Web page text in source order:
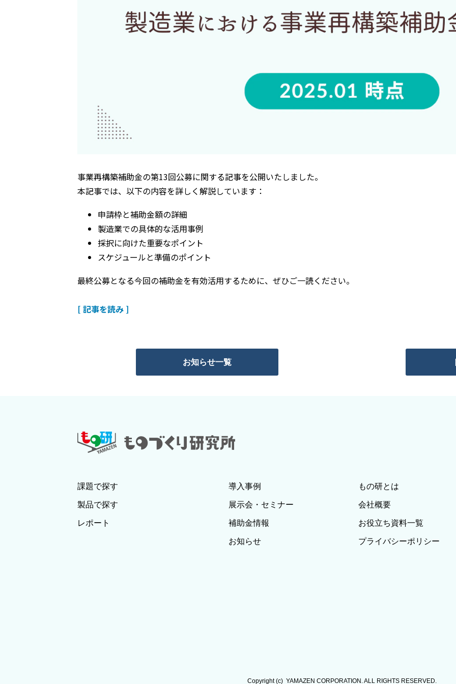
事業再構築補助金の第13回公募に関する記事を公開いたしました。
本記事では、以下の内容を詳しく解説しています：
申請枠と補助金額の詳細
製造業での具体的な活用事例
採択に向けた重要なポイント
スケジュールと準備のポイント
最終公募となる今回の補助金を有効活用するために、ぜひご一読ください。
[ 記事を読み ]
お知らせ一覧
課題で探す
製品で探す
レポート
導入事例
展示会・セミナー
補助金情報
お知らせ
もの研とは
会社概要
お役立ち資料一覧
プライバシーポリシー
Copyright (c)  YAMAZEN CORPORATION. ALL RIGHTS RESERVED.